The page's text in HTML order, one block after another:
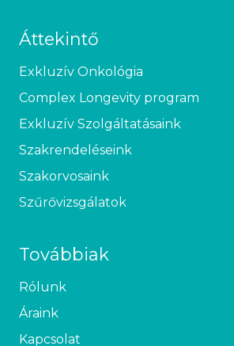
Áttekintő
Exkluzív Onkológia
Complex Longevity program
Exkluzív Szolgáltatásaink
Szakrendeléseink
Szakorvosaink
Szűrővizsgálatok
Továbbiak
Rólunk
Áraink
Kapcsolat